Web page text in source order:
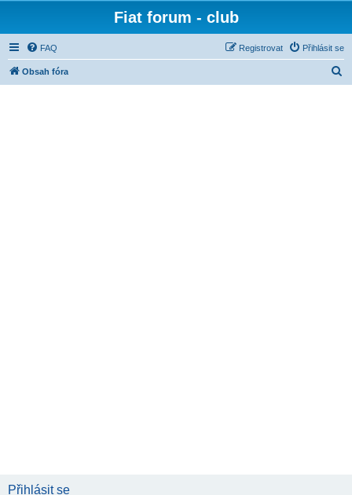
Fiat forum - club
FAQ Přihlásit se
Registrovat
Obsah fóra
Přihlásit se